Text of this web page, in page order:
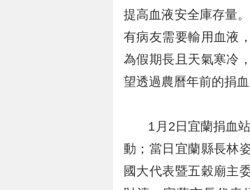
提高血液安全庫存量
有病友需要輸用血液
為假期長且天氣寒冷
望透過農曆年前的捐
1月2日宜蘭捐血站
動；當日宜蘭縣長林
國大代表暨五穀廟主